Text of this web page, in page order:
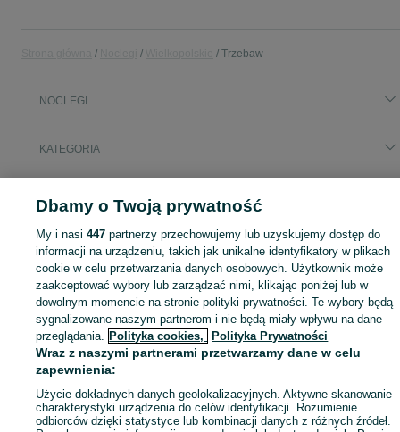
Trzebaw
NOCLEGI
KATEGORIA
Mapa kategorii
Mapa miejscowości
Mapa ministron
Popularne wyszukiwania
Dbamy o Twoją prywatność
My i nasi447 partnerzy przechowujemy lub uzyskujemy dostęp do
informacji na urządzeniu, takich jak unikalne identyfikatory w plikach
cookie w celu przetwarzania danych osobowych. Użytkownik może
zaakceptować wybory lub zarządzać nimi, klikając poniżej lub w
dowolnym momencie na stronie polityki prywatności. Te wybory będą
sygnalizowane naszym partnerom i nie będą miały wpływu na dane
przeglądania. Polityka cookies, Polityka Prywatności
Wraz z naszymi partnerami przetwarzamy dane w celu
zapewnienia:
Użycie dokładnych danych geolokalizacyjnych. Aktywne skanowanie
charakterystyki urządzenia do celów identyfikacji. Rozumienie
odbiorców dzięki statystyce lub kombinacji danych z różnych źródeł.